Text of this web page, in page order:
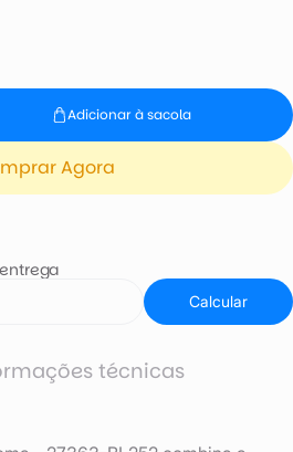
Adicionar à sacola
Agora
Calcular
técnicas